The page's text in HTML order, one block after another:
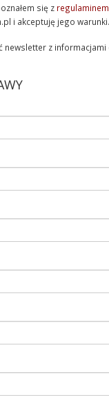
się z regulaminem
i akceptuję jego warunki.
newsletter z